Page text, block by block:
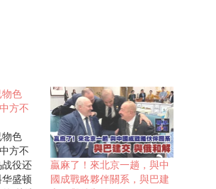
色
方不
色
方不
役还
盛顿
贏麻了！來北京一趟，與中
國成戰略夥伴關系，與巴建